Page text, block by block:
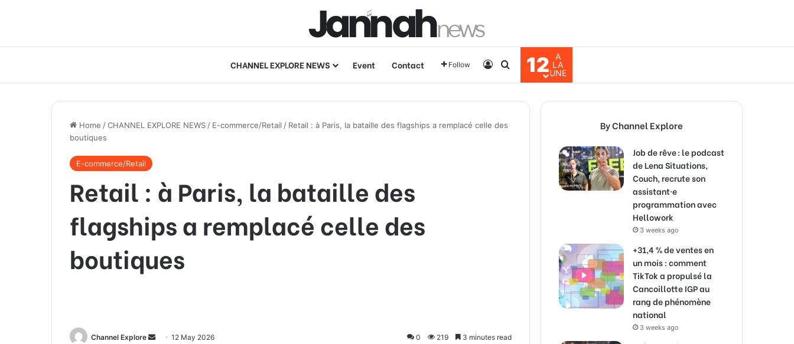
CHANNEL EXPLORE NEWS Event Contact Follow Log InSearch for
12
A
LA
UNE
Home /CHANNEL EXPLORE NEWS / E-commerce/Retail / Retail : à Paris, la bataille des flagships a remplacé celle des
boutiques
E-commerce/Retail
Retail : à Paris, la bataille des
flagships a remplacé celle des
boutiques
Channel Explore 12 May 2026 0 219 3 minutes read
By Channel Explore
Job de rêve : le podcast
de Lena Situations,
Couch, recrute son
assistant·e
programmation avec
Hellowork
3 weeks ago
+31,4 % de ventes en
un mois : comment
TikTok a propulsé la
Cancoillotte IGP au
rang de phénomène
national
3 weeks ago